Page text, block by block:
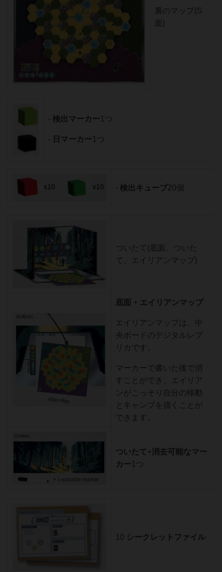
裏のマップ(S
面)
- 検出マーカー1つ
- 日マーカー1つ
- 検出キューブ20個
ついたて(底面、ついた
て、エイリアンマップ)
底面 + エイリアンマップ
エイリアンマップは、中
央ボードのデジタルレプ
リカです。
マーカーで書いた後で消
すことができ、エイリア
ンがこっそり自分の移動
とキャンプを描くことが
できます。
ついたて+消去可能なマー
カー1つ
10 シークレットファイル